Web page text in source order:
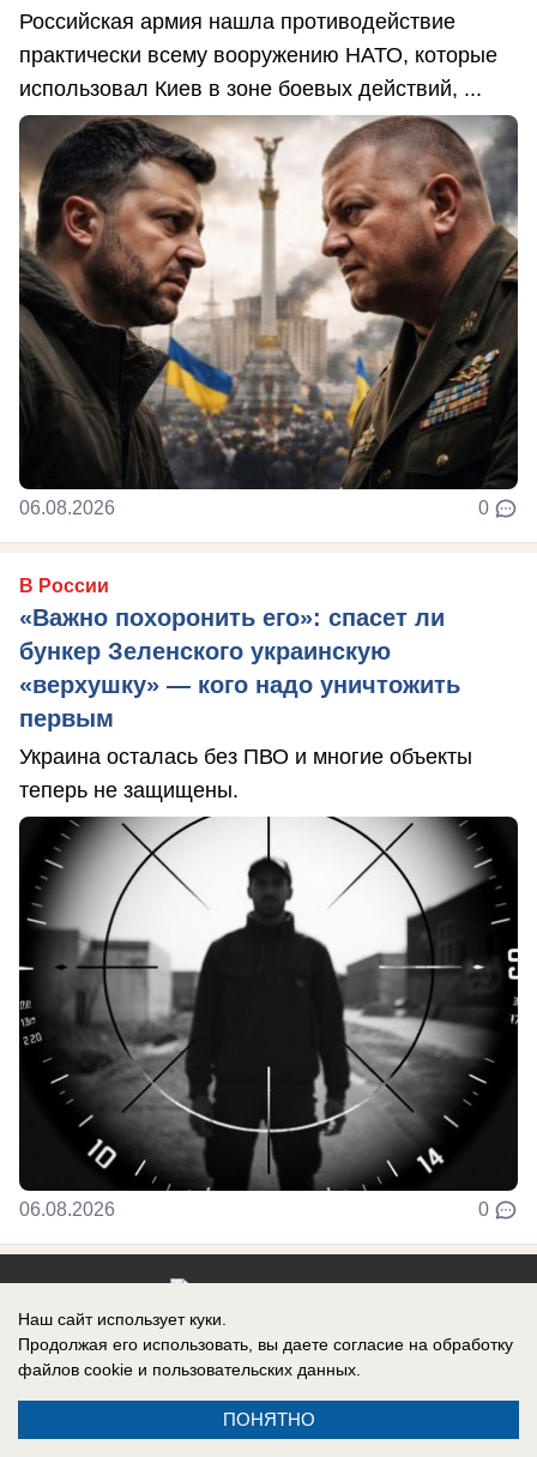
Российская армия нашла противодействие
практически всему вооружению НАТО, которые
использовал Киев в зоне боевых действий, ...
06.08.2026 0
В России
«Важно похоронить его»: спасет ли
бункер Зеленского украинскую
«верхушку» — кого надо уничтожить
первым
Украина осталась без ПВО и многие объекты
теперь не защищены.
06.08.2026 0
Реклама на сайте
Контакты
Информация
Наш сайт использует куки.
Продолжая его использовать, вы даете согласие на обработку
файлов cookie и пользовательских данных.
ПОНЯТНО